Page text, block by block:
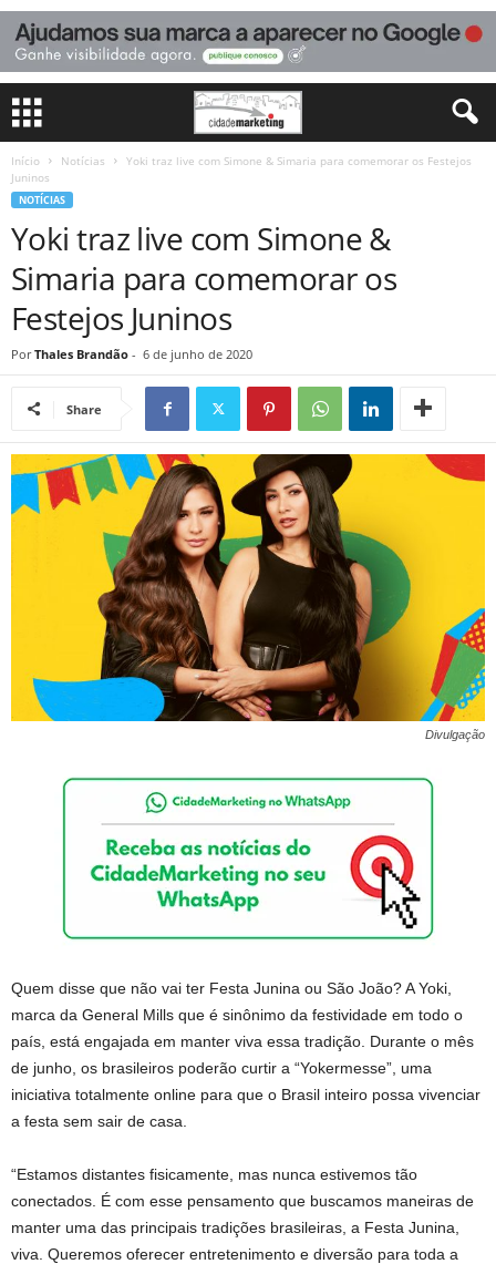
Início Notícias
Yoki traz live com Simone & Simaria para comemorar os Festejos
Juninos
NOTÍCIAS
Yoki traz live com Simone &
Simaria para comemorar os
Festejos Juninos
Por Thales Brandão - 6 de junho de 2020
Share
Divulgação
Quem disse que não vai ter Festa Junina ou São João? A Yoki,
marca da General Mills que é sinônimo da festividade em todo o
país, está engajada em manter viva essa tradição. Durante o mês
de junho, os brasileiros poderão curtir a “Yokermesse”, uma
iniciativa totalmente online para que o Brasil inteiro possa vivenciar
a festa sem sair de casa.
“Estamos distantes fisicamente, mas nunca estivemos tão
conectados. É com esse pensamento que buscamos maneiras de
manter uma das principais tradições brasileiras, a Festa Junina,
viva. Queremos oferecer entretenimento e diversão para toda a